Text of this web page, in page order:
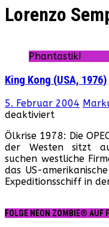
Lorenzo
Phantastik!
King Kong (USA, 1976)
5. Februar 2004
deaktiviertfür
Kong
(USA,
1976)
Ölkrise 1978: Die
der Westen sitzt
suchen westliche
das US-
Expeditionsschiff in
FOLGE NEON ZOMBIE® AUF